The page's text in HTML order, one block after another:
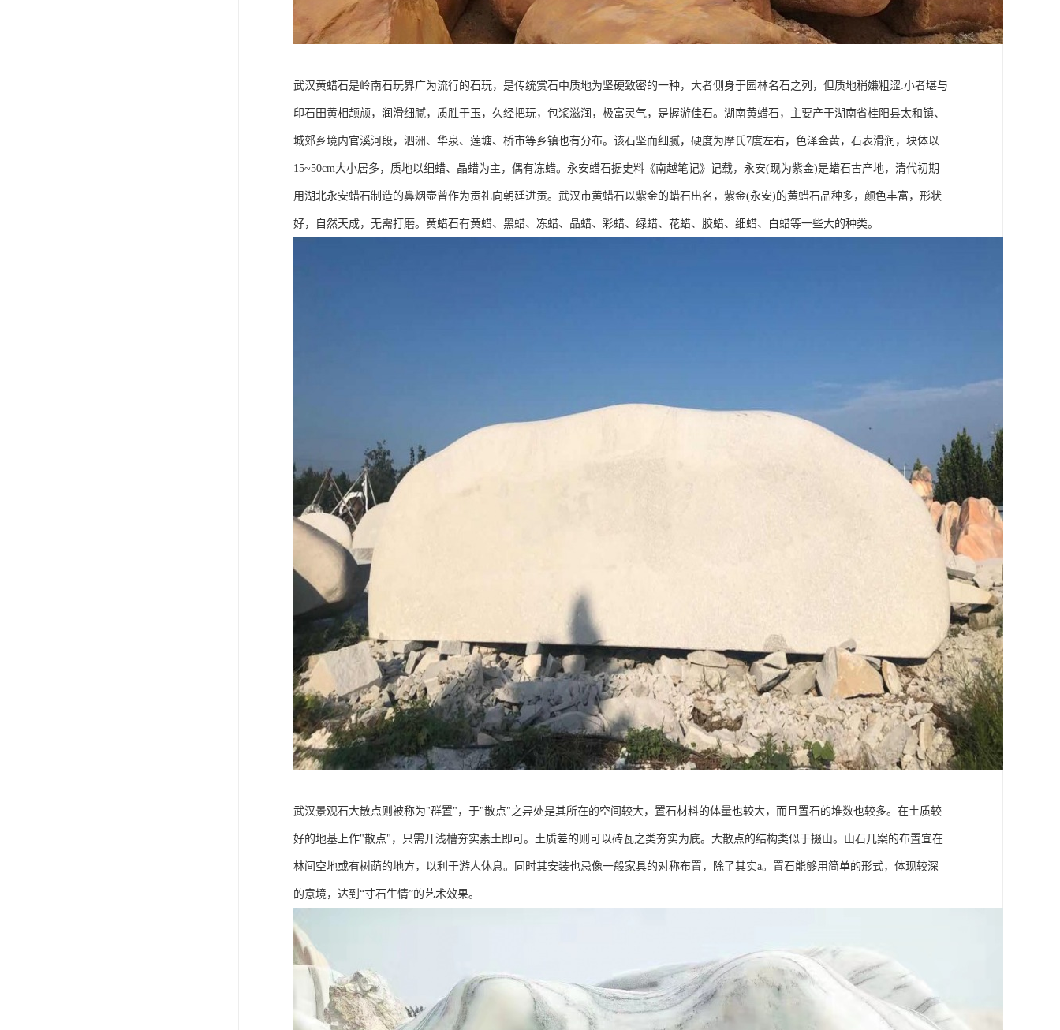
武汉黄蜡石是岭南石玩界广为流行的石玩，是传统赏石中质地为坚硬致密的一种，大者侧身于园林名石之列，但质地稍嫌粗涩:小者堪与
印石田黄相颉颃，润滑细腻，质胜于玉，久经把玩，包浆滋润，极富灵气，是握游佳石。湖南黄蜡石，主要产于湖南省桂阳县太和镇、
城郊乡境内官溪河段，泗洲、华泉、莲塘、桥市等乡镇也有分布。该石坚而细腻，硬度为摩氏7度左右，色泽金黄，石表滑润，块体以
15~50cm大小居多，质地以细蜡、晶蜡为主，偶有冻蜡。永安蜡石据史料《南越笔记》记载，永安(现为紫金)是蜡石古产地，清代初期
用湖北永安蜡石制造的鼻烟壶曾作为贡礼向朝廷进贡。武汉市黄蜡石以紫金的蜡石出名，紫金(永安)的黄蜡石品种多，颜色丰富，形状
好，自然天成，无需打磨。黄蜡石有黄蜡、黑蜡、冻蜡、晶蜡、彩蜡、绿蜡、花蜡、胶蜡、细蜡、白蜡等一些大的种类。
武汉景观石大散点则被称为"群置"，于"散点"之异处是其所在的空间较大，置石材料的体量也较大，而且置石的堆数也较多。在土质较
好的地基上作"散点"，只需开浅槽夯实素土即可。土质差的则可以砖瓦之类夯实为底。大散点的结构类似于掇山。山石几案的布置宜在
林间空地或有树荫的地方，以利于游人休息。同时其安装也忌像一般家具的对称布置，除了其实a。置石能够用简单的形式，体现较深
的意境，达到“寸石生情”的艺术效果。